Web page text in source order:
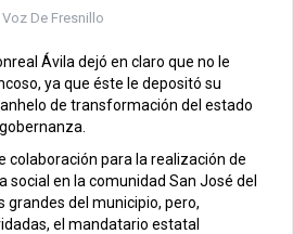
Voz De Fresnillo
Ávila dejó en claro que no le
ya que éste le depositó su
de transformación del estado
colaboración para la realización de
en la comunidad San José del
grandes del municipio, pero,
el mandatario estatal